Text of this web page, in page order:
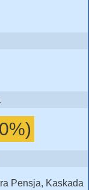
Pensja, Kaskada